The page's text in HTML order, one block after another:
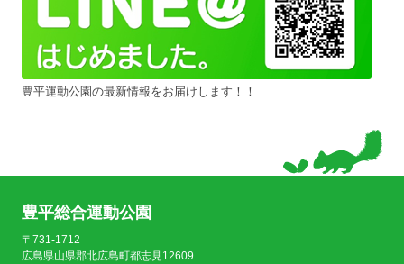
豊平運動公園の最新情報をお届けします！！
豊平総合運動公園
〒731-1712
広島県山県郡北広島町都志見12609